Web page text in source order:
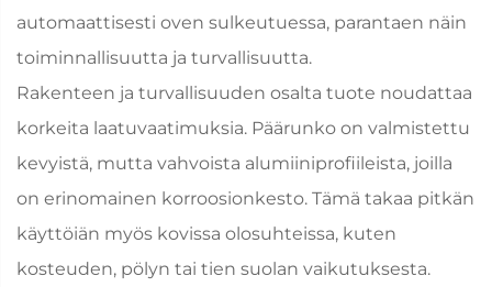
automaattisesti oven sulkeutuessa, parantaen näin
toiminnallisuutta ja turvallisuutta.
Rakenteen ja turvallisuuden osalta tuote noudattaa
korkeita laatuvaatimuksia. Päärunko on valmistettu
kevyistä, mutta vahvoista alumiiniprofiileista, joilla
on erinomainen korroosionkesto. Tämä takaa pitkän
käyttöiän myös kovissa olosuhteissa, kuten
kosteuden, pölyn tai tien suolan vaikutuksesta.